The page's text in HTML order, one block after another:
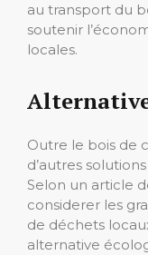
au transport du
soutenir
locales.
Outre le bois de
d’autres
Selon un article
considerer les
de déchets
alternative